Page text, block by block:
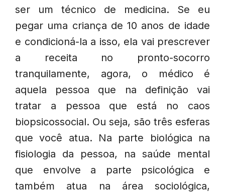
ser um técnico de medicina. Se eu
pegar uma criança de 10 anos de idade
e condicioná-la a isso, ela vai prescrever
a receita no pronto-socorro
tranquilamente, agora, o médico é
aquela pessoa que na definição vai
tratar a pessoa que está no caos
biopsicossocial. Ou seja, são três esferas
que você atua. Na parte biológica na
fisiologia da pessoa, na saúde mental
que envolve a parte psicológica e
também atua na área sociológica,